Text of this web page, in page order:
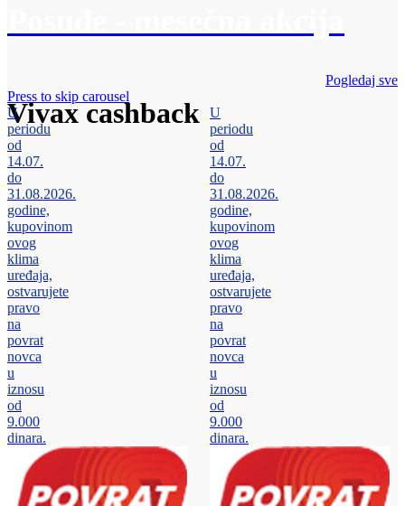
Vivax cashback
Pogledaj sve
Press to skip carousel
U
periodu
od
14.07.
do
31.08.2026.
godine,
kupovinom
ovog
klima
uređaja,
ostvarujete
pravo
na
povrat
novca
u
iznosu
od
9.000
dinara.
U
periodu
od
14.07.
do
31.08.2026.
godine,
kupovinom
ovog
klima
uređaja,
ostvarujete
pravo
na
povrat
novca
u
iznosu
od
9.000
dinara.